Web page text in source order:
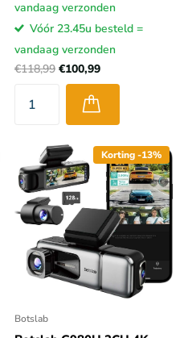
vandaag verzonden
Vóór 23.45u besteld =
vandaag verzonden
€118,99 €100,99
Korting -13%
Botslab